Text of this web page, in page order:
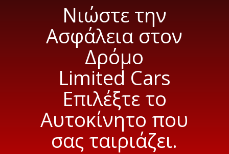
Νιώστε την
Ασφάλεια στον
Δρόμο
Limited Cars
Επιλέξτε το
Αυτοκίνητο που
σας ταιριάζει.